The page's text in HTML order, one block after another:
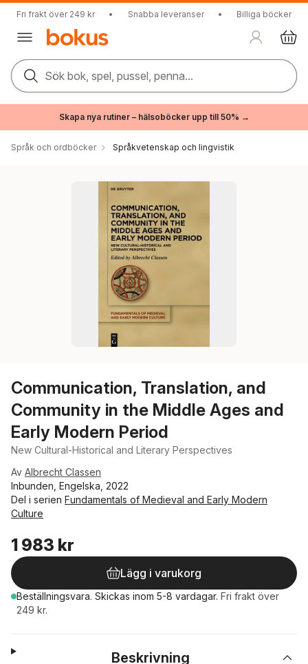
Fri frakt över 249 kr • Snabba leveranser • Billiga böcker
Sök bok, spel, pussel, penna...
Skapa nya rutiner – hälsoböcker upp till 50% →
Språk och ordböcker Språkvetenskap och lingvistik
Communication, Translation, and
Community in the Middle Ages and
Early Modern Period
New Cultural-Historical and Literary Perspectives
Av Albrecht Classen
Inbunden, Engelska, 2022
Del i serien Fundamentals of Medieval and Early Modern
Culture
1 983 kr
Lägg i varukorg
Beställningsvara. Skickas inom 5-8 vardagar. Fri frakt över
249 kr.
Beskrivning